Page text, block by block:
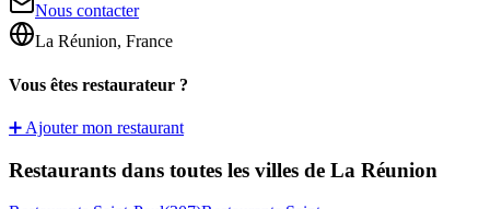
Nous contacter
La Réunion, France
Vous êtes restaurateur ?
➕ Ajouter mon restaurant
Restaurants dans toutes les villes de La Réunion